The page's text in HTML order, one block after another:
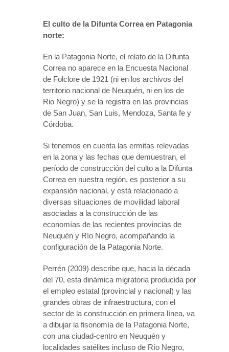
El culto de la Difunta Correa en Patagonia
norte:
En la Patagonia Norte, el relato de la Difunta
Correa no aparece en la Encuesta Nacional
de Folclore de 1921 (ni en los archivos del
territorio nacional de Neuquén, ni en los de
Rio Negro) y se la registra en las provincias
de San Juan, San Luis, Mendoza, Santa fe y
Córdoba.
Si tenemos en cuenta las ermitas relevadas
en la zona y las fechas que demuestran, el
período de construcción del culto a la Difunta
Correa en nuestra región, es posterior a su
expansión nacional, y está relacionado a
diversas situaciones de movilidad laboral
asociadas a la construcción de las
economías de las recientes provincias de
Neuquén y Río Negro, acompañando la
configuración de la Patagonia Norte.
Perrén (2009) describe que, hacia la década
del 70, esta dinámica migratoria producida por
el empleo estatal (provincial y nacional) y las
grandes obras de infraestructura, con el
sector de la construcción en primera línea, va
a dibujar la fisonomía de la Patagonia Norte,
con una ciudad-centro en Neuquén y
localidades satélites incluso de Río Negro,